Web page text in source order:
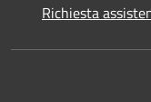
Richiesta